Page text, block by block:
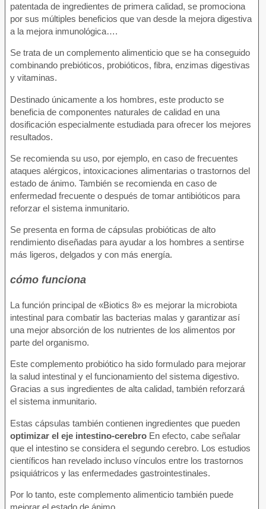
patentada de ingredientes de primera calidad, se promociona
por sus múltiples beneficios que van desde la mejora digestiva
a la mejora inmunológica….
Se trata de un complemento alimenticio que se ha conseguido
combinando prebióticos, probióticos, fibra, enzimas digestivas
y vitaminas.
Destinado únicamente a los hombres, este producto se
beneficia de componentes naturales de calidad en una
dosificación especialmente estudiada para ofrecer los mejores
resultados.
Se recomienda su uso, por ejemplo, en caso de frecuentes
ataques alérgicos, intoxicaciones alimentarias o trastornos del
estado de ánimo. También se recomienda en caso de
enfermedad frecuente o después de tomar antibióticos para
reforzar el sistema inmunitario.
Se presenta en forma de cápsulas probióticas de alto
rendimiento diseñadas para ayudar a los hombres a sentirse
más ligeros, delgados y con más energía.
cómo funciona
La función principal de «Biotics 8» es mejorar la microbiota
intestinal para combatir las bacterias malas y garantizar así
una mejor absorción de los nutrientes de los alimentos por
parte del organismo.
Este complemento probiótico ha sido formulado para mejorar
la salud intestinal y el funcionamiento del sistema digestivo.
Gracias a sus ingredientes de alta calidad, también reforzará
el sistema inmunitario.
Estas cápsulas también contienen ingredientes que pueden
optimizar el eje intestino-cerebro En efecto, cabe señalar
que el intestino se considera el segundo cerebro. Los estudios
científicos han revelado incluso vínculos entre los trastornos
psiquiátricos y las enfermedades gastrointestinales.
Por lo tanto, este complemento alimenticio también puede
mejorar el estado de ánimo.